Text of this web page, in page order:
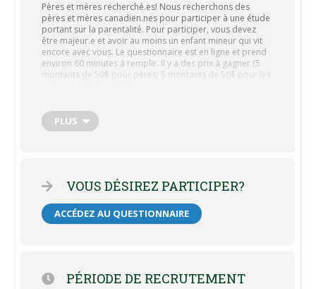
Pères et mères recherché.es! Nous recherchons des
pères et mères canadien.nes pour participer à une étude
portant sur la parentalité. Pour participer, vous devez
être majeur.e et avoir au moins un enfant mineur qui vit
encore avec vous. Le questionnaire est en ligne et prend
environ 60 minutes à remplir. Il y a des prix à gagner (5
montants de 50$ pour pères; 5 montants de 50$ pour les
https://uqtrgiras.qualtrics.com/jfe/form/SV_0vnI0HndHU9
gAuO
PLUS
VOUS DÉSIREZ PARTICIPER?
ACCÉDEZ AU QUESTIONNAIRE
PÉRIODE DE RECRUTEMENT